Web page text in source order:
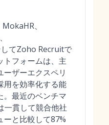
、
てZoho Recruitで
トフォームは、主
ザーエクスペリ
用を効率化する能
。最近のベンチマ
一貫して競合他社
ーと比較して87%